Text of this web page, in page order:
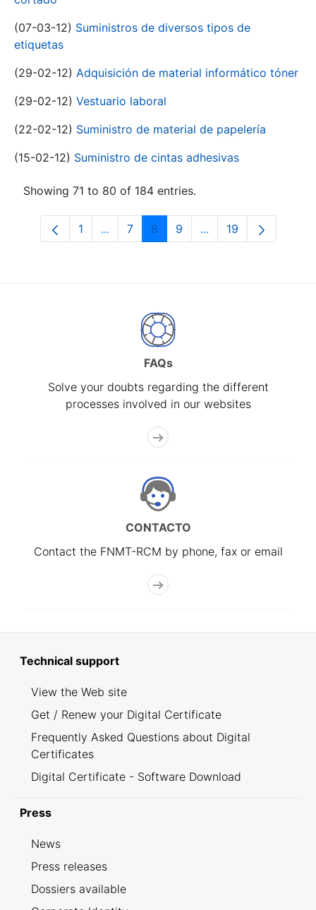
(07-03-12) Suministros de diversos tipos de
etiquetas
(29-02-12) Adquisición de material informático tóner
(29-02-12) Vestuario laboral
(22-02-12) Suministro de material de papelería
(15-02-12) Suministro de cintas adhesivas
Showing 71 to 80 of 184 entries.
Page
1 ...Intermediate Pages Use TAB to
Page
7 Page
8 Page
9 ...Intermediate Pages
Page
19
FAQs
Solve your doubts regarding the different
processes involved in our websites
CONTACTO
Contact the FNMT-RCM by phone, fax or email
Technical support
View the Web site
Get / Renew your Digital Certificate
Frequently Asked Questions about Digital
Certificates
Digital Certificate - Software Download
Press
News
Press releases
Dossiers available